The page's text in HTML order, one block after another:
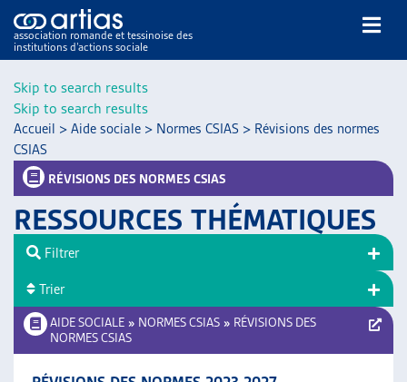
Skip to search results
Skip to search results
association romande et tessinoise des
institutions d’actions sociale
NOS PUBLICATIONS
ARTICLES
VEILLE
RESSOURCES
THÉMATIQUES
GUIDE SOCIAL ROMAND
Accueil > Aide sociale > Normes CSIAS > Révisions des normes
CSIAS
RÉVISIONS DES NORMES CSIAS
RESSOURCES THÉMATIQUES
AIDE SOCIALE » NORMES CSIAS » RÉVISIONS DES
NORMES CSIAS
Filtrer
Trier